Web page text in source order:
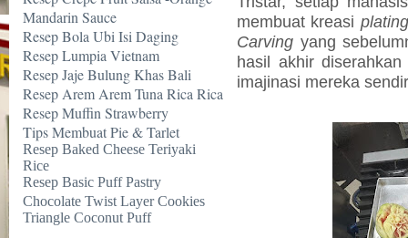
Mandarin Sauce
Resep Bola Ubi Isi Daging
Resep Lumpia Vietnam
Resep Jaje Bulung Khas Bali
Resep Arem Arem Tuna Rica Rica
Resep Muffin Strawberry
Tips Membuat Pie & Tarlet
Resep Baked Cheese Teriyaki
Rice
Resep Basic Puff Pastry
Chocolate Twist Layer Cookies
Triangle Coconut Puff
membuat kreasi plating
Carving yang
hasil akhir
imajinasi mereka